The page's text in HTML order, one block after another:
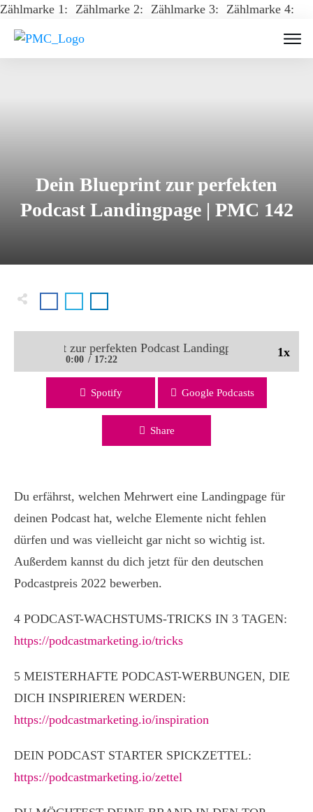
Zählmarke 1: Zählmarke 2: Zählmarke 3: Zählmarke 4:
Dein Blueprint zur perfekten
Podcast Landingpage | PMC 142
1x
Blueprint zur perfekten Podcast Landingpage | PMC 142
0:00 17:22
Dein Blueprint zur perfekten Podcast Landingpage | PMC
Spotify Google Podcasts
Share
Du erfährst, welchen Mehrwert eine Landingpage für
deinen Podcast hat, welche Elemente nicht fehlen
dürfen und was vielleicht gar nicht so wichtig ist.
Außerdem kannst du dich jetzt für den deutschen
Podcastpreis 2022 bewerben.
4 PODCAST-WACHSTUMS-TRICKS IN 3 TAGEN:
https://podcastmarketing.io/tricks
5 MEISTERHAFTE PODCAST-WERBUNGEN, DIE
DICH INSPIRIEREN WERDEN:
https://podcastmarketing.io/inspiration
DEIN PODCAST STARTER SPICKZETTEL:
https://podcastmarketing.io/zettel